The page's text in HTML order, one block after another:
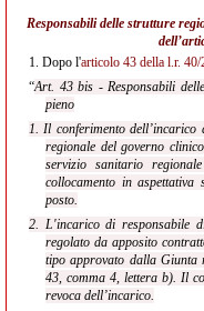
Responsabili delle strutture
1. Dopo l'articolo 43 della l.r. 40/
“Art. 43 bis - Responsabili
pieno
1. Il conferimento
regionale del governo
servizio sanitario
collocamento in
posto.
2. L'incarico di responsabile
regolato da apposito
tipo approvato dalla Giunta
43, comma 4, lettera b). Il
revoca dell’incarico.